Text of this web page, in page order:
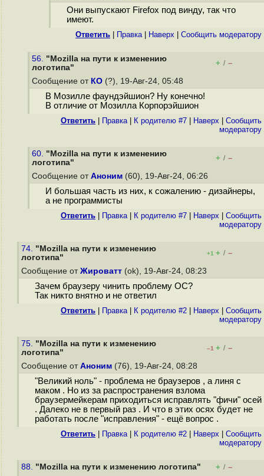
Они выпускают Firefox под винду, так что
имеют.
Ответить Правка| Наверх Cообщить модератору
56. "Mozilla на пути к изменению
логотипа"
+ / –
Сообщение от КО (?), 19-Авг-24, 05:48
В Мозилле фаундэйшион? Ну конечно!
В отличие от Мозилла Корпорэйшион
Ответить Правка| К родителю #7 Наверх
Cообщить
модератору
60. "Mozilla на пути к изменению
логотипа"
+ / –
Сообщение от Аноним (60), 19-Авг-24, 06:26
И большая часть из них, к сожалению - дизайнеры,
а не программисты
Ответить Правка| К родителю #7 Наверх
Cообщить
модератору
74. "Mozilla на пути к изменению
логотипа"
+1 + / –
Сообщение от Жироватт (ok), 19-Авг-24, 08:23
Зачем браузеру чинить проблему ОС?
Так никто внятно и не ответил
Ответить Правка| К родителю #2 Наверх
Cообщить
модератору
75. "Mozilla на пути к изменению
логотипа"
–1 + / –
Сообщение от Аноним (76), 19-Авг-24, 08:28
"Великий ноль" - проблема не браузеров , а линя с
маком . Но из за распространения взлома
браузермейкерам приходиться исправлять "фичи" осей
. Далеко не в первый раз . И что в этих осях будет не
работать после "исправления" - ещё вопрос .
Ответить Правка| К родителю #2 Наверх
Cообщить
модератору
88. "Mozilla на пути к изменению логотипа" + / –